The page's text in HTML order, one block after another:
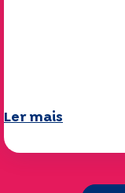
Ler mais